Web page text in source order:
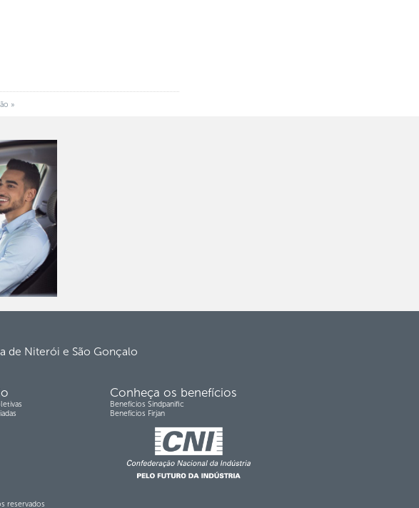
»
de Niterói e São Gonçalo
Conheça os benefícios
Benefícios Sindpanific
Benefícios Firjan
reservados